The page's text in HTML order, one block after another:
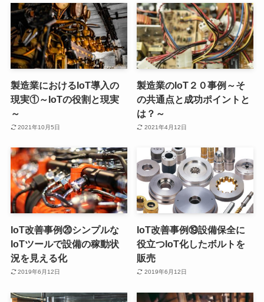
製造業におけるIoT導入の
現実①～IoTの役割と現実
～
2021年10月5日
製造業のIoT２０事例～そ
の共通点と成功ポイントと
は？～
2021年4月12日
IoT改善事例⑳シンプルな
IoTツールで設備の稼動状
況を見える化
2019年6月12日
IoT改善事例⑲設備保全に
役立つIoT化したボルトを
販売
2019年6月12日